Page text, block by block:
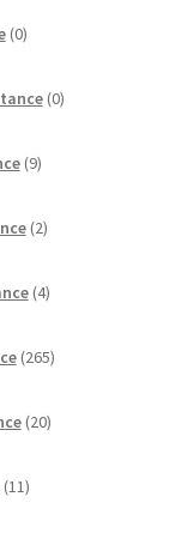
0izdelkov
0izdelkov
9izdelkov
2izdelka
4izdelki
265izdelkov
20izdelkov
11izdelkov